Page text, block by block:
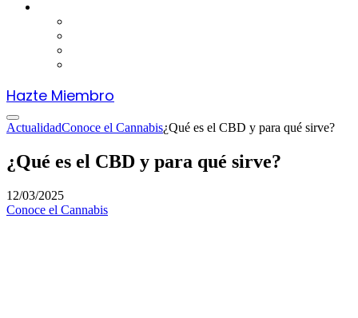
Hazte Miembro
ActualidadConoce el Cannabis¿Qué es el CBD y para qué sirve?
¿Qué es el CBD y para qué sirve?
12/03/2025
Conoce el Cannabis